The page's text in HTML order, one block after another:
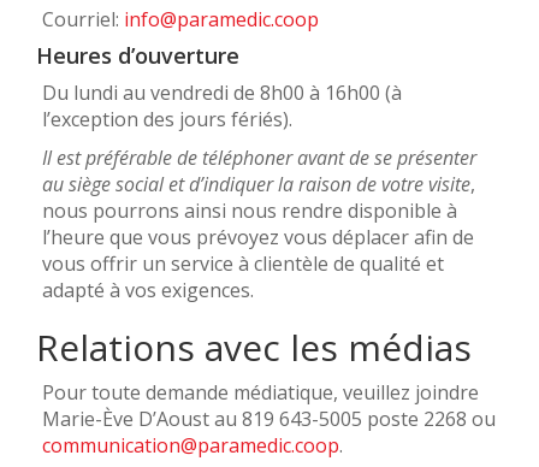
Courriel: info@paramedic.coop
Heures d’ouverture
Du lundi au vendredi de 8h00 à 16h00 (à
l’exception des jours fériés).
Il est préférable de téléphoner avant de se présenter
au siège social et d’indiquer la raison de votre visite,
nous pourrons ainsi nous rendre disponible à
l’heure que vous prévoyez vous déplacer afin de
vous offrir un service à clientèle de qualité et
adapté à vos exigences.
Relations avec les médias
Pour toute demande médiatique, veuillez joindre
Marie-Ève D’Aoust au 819 643-5005 poste 2268 ou
communication@paramedic.coop.